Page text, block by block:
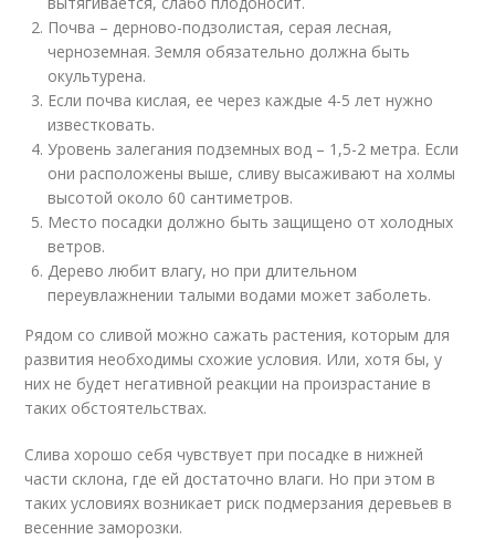
Почва – дерново-подзолистая, серая лесная,
черноземная. Земля обязательно должна быть
окультурена.
Если почва кислая, ее через каждые 4-5 лет нужно
известковать.
Уровень залегания подземных вод – 1,5-2 метра. Если
они расположены выше, сливу высаживают на холмы
высотой около 60 сантиметров.
Место посадки должно быть защищено от холодных
ветров.
Дерево любит влагу, но при длительном
переувлажнении талыми водами может заболеть.
Рядом со сливой можно сажать растения, которым для
развития необходимы схожие условия. Или, хотя бы, у
них не будет негативной реакции на произрастание в
таких обстоятельствах.
Слива хорошо себя чувствует при посадке в нижней
части склона, где ей достаточно влаги. Но при этом в
таких условиях возникает риск подмерзания деревьев в
весенние заморозки.